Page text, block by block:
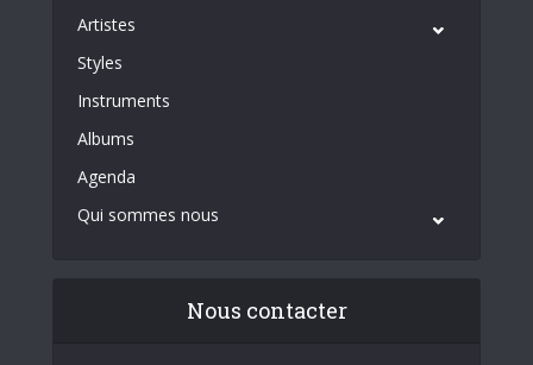
Artistes
Styles
Instruments
Albums
Agenda
Qui sommes nous
Nous contacter